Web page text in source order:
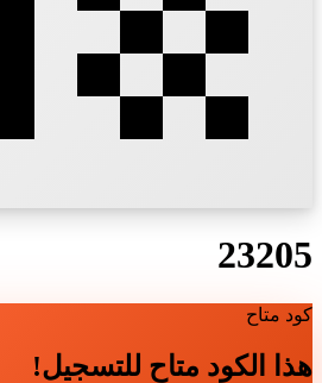
23205
كود متاح
هذا الكود متاح للتسجيل!